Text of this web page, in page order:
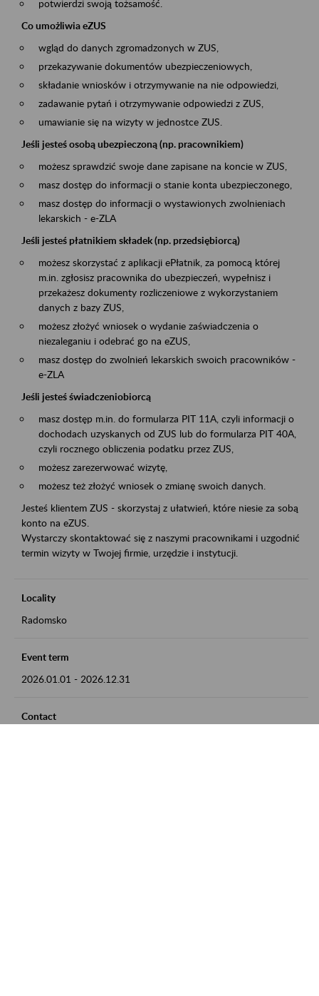
potwierdzi swoją tożsamość.
Co umożliwia eZUS
wgląd do danych zgromadzonych w ZUS,
przekazywanie dokumentów ubezpieczeniowych,
składanie wniosków i otrzymywanie na nie odpowiedzi,
zadawanie pytań i otrzymywanie odpowiedzi z ZUS,
umawianie się na wizyty w jednostce ZUS.
Jeśli jesteś osobą ubezpieczoną (np. pracownikiem)
możesz sprawdzić swoje dane zapisane na koncie w ZUS,
masz dostęp do informacji o stanie konta ubezpieczonego,
masz dostęp do informacji o wystawionych zwolnieniach
lekarskich - e-ZLA
Jeśli jesteś płatnikiem składek (np. przedsiębiorcą)
możesz skorzystać z aplikacji ePłatnik, za pomocą której
m.in. zgłosisz pracownika do ubezpieczeń, wypełnisz i
przekażesz dokumenty rozliczeniowe z wykorzystaniem
danych z bazy ZUS,
możesz złożyć wniosek o wydanie zaświadczenia o
niezaleganiu i odebrać go na eZUS,
masz dostęp do zwolnień lekarskich swoich pracowników -
e-ZLA
Jeśli jesteś świadczeniobiorcą
masz dostęp m.in. do formularza PIT 11A, czyli informacji o
dochodach uzyskanych od ZUS lub do formularza PIT 40A,
czyli rocznego obliczenia podatku przez ZUS,
możesz zarezerwować wizytę,
możesz też złożyć wniosek o zmianę swoich danych.
Jesteś klientem ZUS - skorzystaj z ułatwień, które niesie za sobą
konto na eZUS.
Wystarczy skontaktować się z naszymi pracownikami i uzgodnić
termin wizyty w Twojej firmie, urzędzie i instytucji.
Locality
Radomsko
Event term
2026.01.01 - 2026.12.31
Contact